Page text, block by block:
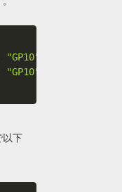
"GP10"
"GP10"
以下